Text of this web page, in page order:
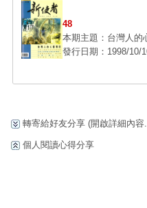
48
本期主題：台灣人的
發行日期：1998/10/
轉寄給好友分享 (開啟詳細內容
個人閱讀心得分享